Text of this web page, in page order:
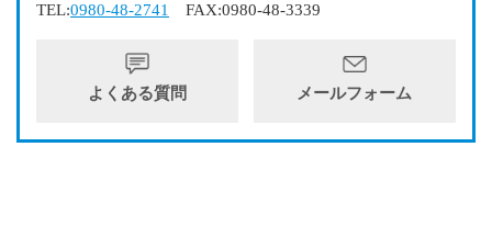
TEL:0980-48-2741 FAX:0980-48-3339
よくある質問 メールフォーム